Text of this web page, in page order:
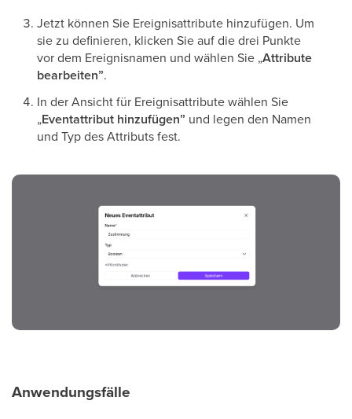
Jetzt können Sie Ereignisattribute hinzufügen. Um
sie zu definieren, klicken Sie auf die drei Punkte
vor dem Ereignisnamen und wählen Sie „Attribute
bearbeiten”.
In der Ansicht für Ereignisattribute wählen Sie
„Eventattribut hinzufügen” und legen den Namen
und Typ des Attributs fest.
Anwendungsfälle